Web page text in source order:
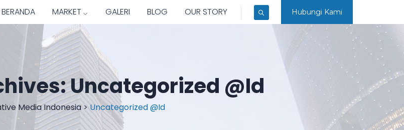
Hubungi Kami
BERANDA MARKET GALERI BLOG OUR STORY
Uncategorized @id
Media Indonesia>Uncategorized @id